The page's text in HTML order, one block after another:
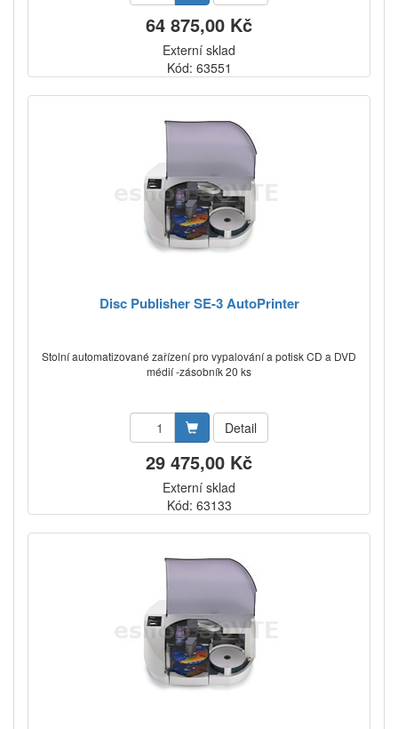
64 875,00 Kč
Externí sklad
Kód: 63551
Disc Publisher SE-3 AutoPrinter
Stolní automatizované zařízení pro vypalování a potisk CD a DVD
médií -zásobník 20 ks
Detail
29 475,00 Kč
Externí sklad
Kód: 63133